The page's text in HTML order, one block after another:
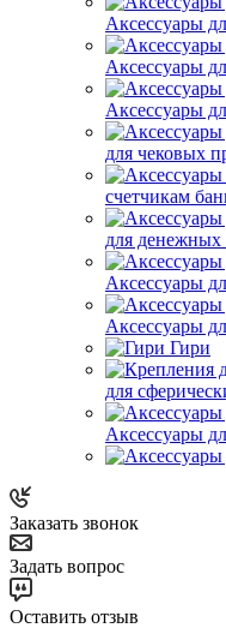
Аксессуары
Аксессуары
Аксессуары
для чековых
счетчикам
для денежных
Аксессуары
Аксессуары
Гири
для
Аксессуары
Заказать звонок
Задать вопрос
Оставить отзыв